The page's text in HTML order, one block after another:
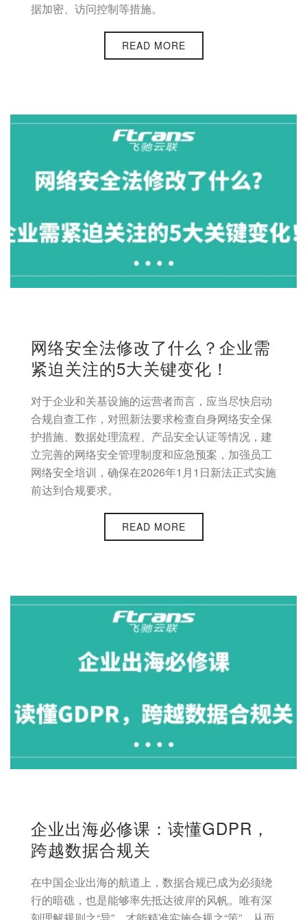
据加密、访问控制等措施。
READ MORE
网络安全法修改了什么？企业需
紧迫关注的5大关键变化！
对于企业和关基设施的运营者而言，应当尽快启动
合规自查工作，对照新法要求检查自身网络安全保
护措施、数据处理流程、产品安全认证等情况，建
立完善的网络安全管理制度和应急预案，加强员工
网络安全培训，确保在2026年1月1日新法正式实施
前达到合规要求。
READ MORE
企业出海必修课：读懂GDPR，
跨越数据合规关
在中国企业出海的航道上，数据合规已成为必须绕
行的暗礁，也是能够率先抵达彼岸的风帆。唯有深